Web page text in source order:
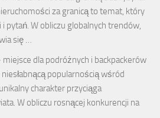
za granicą to temat, który
pytań. W obliczu globalnych trendów,
się …
dla podróżnych i backpackerów
popularnością wśród
charakter przyciąga
W obliczu rosnącej konkurencji na